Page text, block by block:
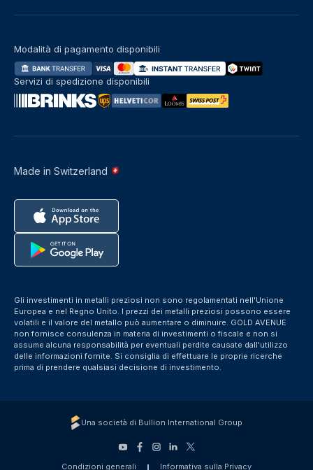
Made in Switzerland
Modalità di pagamento disponibili
Servizi di spedizione disponibili
Gli investimenti in metalli preziosi non sono regolamentati nell'Unione
Europea e nel Regno Unito. I prezzi dei metalli preziosi possono essere
volatili e il valore del metallo può aumentare o diminuire. GOLD AVENUE
non fornisce consulenza in materia di investimenti o fiscale e non si
assume alcuna responsabilità per eventuali perdite causate dall'utilizzo
delle informazioni fornite. Si consiglia di effettuare le proprie ricerche
prima di prendere qualsiasi decisione di investimento.
Una società di Bullion International Group
Condizioni generali Informativa sulla Privacy